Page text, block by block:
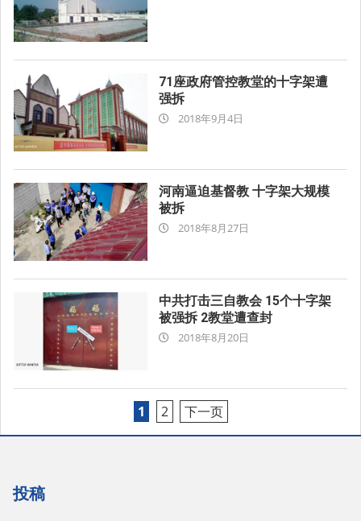
71座政府管控教堂的十字架遭
强拆
2018-2018年9月4日
河南逼迫基督教 十字架大规模
被拆
2018-2018年8月27日
中共打击三自教会 15个十字架
被强拆 2教堂遭查封
2018-2018年8月20日
章
页
1 2 下一页
投稿